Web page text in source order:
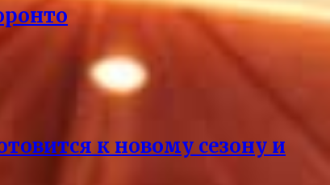
к новому сезону и